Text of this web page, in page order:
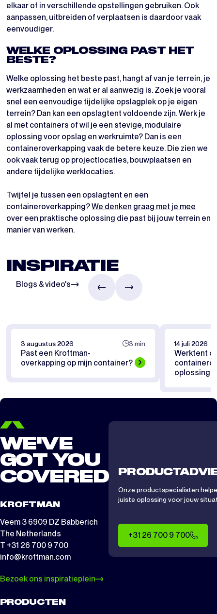
elkaar of in verschillende opstellingen gebruiken. Ook
aanpassen, uitbreiden of verplaatsen is daardoor vaak
eenvoudiger.
WELKE OPLOSSING PAST HET
BESTE?
Welke oplossing het beste past, hangt af van je terrein, je
werkzaamheden en wat er al aanwezig is. Zoek je vooral
snel een eenvoudige tijdelijke opslagplek op je eigen
terrein? Dan kan een opslagtent voldoende zijn. Werk je
al met containers of wil je een stevige, modulaire
oplossing voor opslag en werkruimte? Dan is een
containeroverkapping vaak de betere keuze. Die zien we
ook vaak terug op projectlocaties, bouwplaatsen en
andere tijdelijke werklocaties.
Twijfel je tussen een opslagtent en een
containeroverkapping?We denken graag met je mee
over een praktische oplossing die past bij jouw terrein en
manier van werken.
INSPIRATIE
Blogs & video's
3 augustus 2026 3 min
Past een Kroftman-
overkapping op mijn container?
14 juli 2026
Werktent of
oplossing
WE'VE
GOT YOU
COVERED
KROFTMAN
Veem 3 6909 DZ Babberich
The Netherlands
T +31 26 700 9 700
info@kroftman.com
Bezoek ons inspiratieplein
PRODUCTEN
Onze productspecialisten
juiste oplossing voor jouw
+31 26 700 9 700